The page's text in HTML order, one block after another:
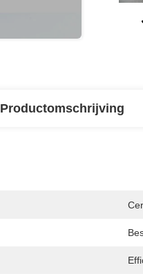
Productomschrijving